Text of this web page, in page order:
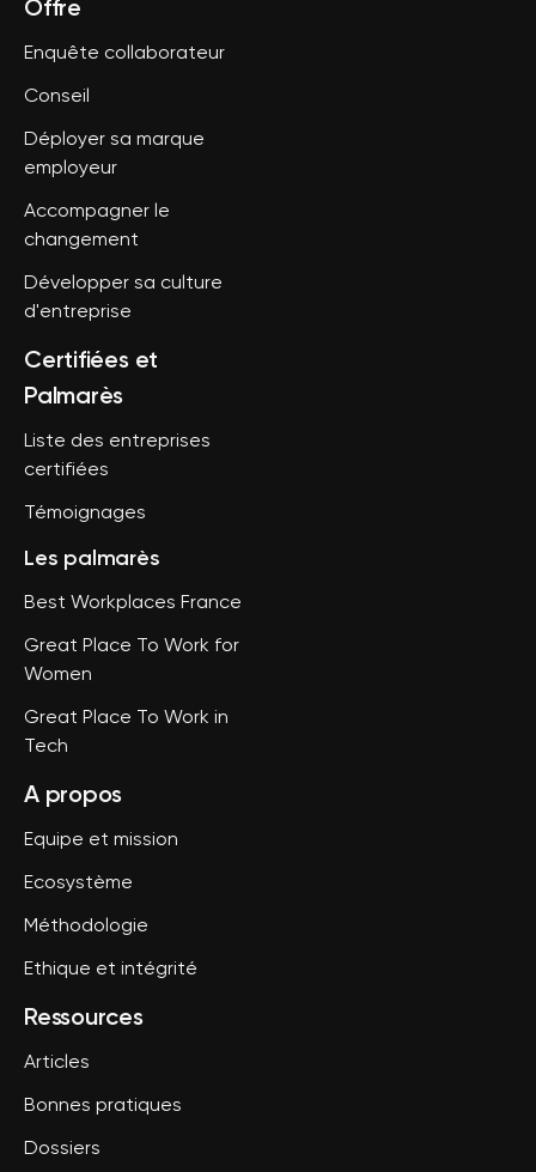
Offre
Enquête collaborateur
Conseil
Déployer sa marque
employeur
Accompagner le
changement
Développer sa culture
d'entreprise
Certifiées et
Palmarès
Liste des entreprises
certifiées
Témoignages
Les palmarès
Best Workplaces France
Great Place To Work for
Women
Great Place To Work in
Tech
A propos
Equipe et mission
Ecosystème
Méthodologie
Ethique et intégrité
Ressources
Articles
Bonnes pratiques
Dossiers